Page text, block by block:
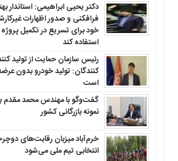
دکتر یحیی ابراهیمی: استاندار
فرافکنی و صدور اظهارات
خود برای تسریع در تکمیل
استفاده کند
رئیس سازمان حمایت از تولید
کنندگان: تولید خودرو بدون
است
گفت‌وگو با مهندس محمد مقدم
نمونه بازرگانی کشور
خرم‌آباد میزبان رقابت‌های
انتخابی تیم ملی می‌شود